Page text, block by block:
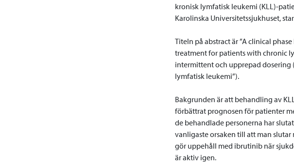
kronisk lymfatisk leukemi (KLL)-
Karolinska Universitetssjukhuset,
Titeln på abstract är ”A clinical
treatment for patients with chronic
intermittent och upprepad dosering
lymfatisk leukemi”).
Bakgrunden är att behandling av
förbättrat prognosen för patienter
de behandlade personerna har
vanligaste orsaken till att man
gör uppehåll med ibrutinib när
är aktiv igen.